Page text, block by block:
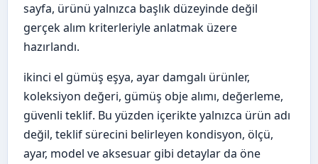
sayfa, ürünü yalnızca başlık düzeyinde değil
gerçek alım kriterleriyle anlatmak üzere
hazırlandı.
ikinci el gümüş eşya, ayar damgalı ürünler,
koleksiyon değeri, gümüş obje alımı, değerleme,
güvenli teklif. Bu yüzden içerikte yalnızca ürün adı
değil, teklif sürecini belirleyen kondisyon, ölçü,
ayar, model ve aksesuar gibi detaylar da öne